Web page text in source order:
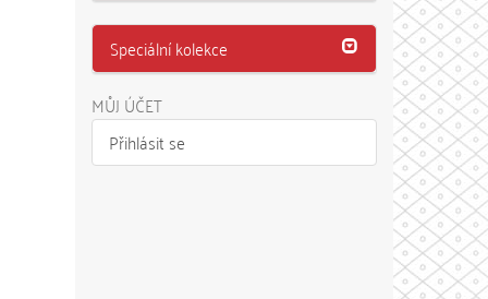
Speciální kolekce
MŮJ ÚČET
Přihlásit se